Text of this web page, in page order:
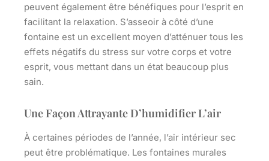
peuvent également être bénéfiques pour l’esprit en
facilitant la relaxation. S’asseoir à côté d’une
fontaine est un excellent moyen d’atténuer tous les
effets négatifs du stress sur votre corps et votre
esprit, vous mettant dans un état beaucoup plus
sain.
Une Façon Attrayante D’humidifier L’air
À certaines périodes de l’année, l’air intérieur sec
peut être problématique. Les fontaines murales